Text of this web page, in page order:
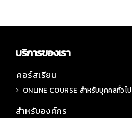
บริการของเรา
คอร์สเรียน
ONLINE COURSE สำหรับบุคคลทั่วไป
สำหรับองค์กร